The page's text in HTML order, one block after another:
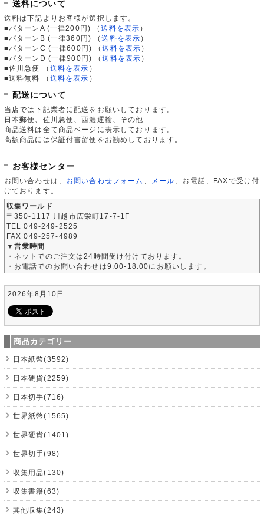
送料について
送料は下記よりお客様が選択します。
■パターンA (一律200円)
（送料を表示 ）
■パターンB (一律360円)
（送料を表示 ）
■パターンC (一律600円)
（送料を表示 ）
■パターンD (一律900円)
（送料を表示 ）
■佐川急便
（ 送料を表示 ）
■送料無料
（ 送料を表示 ）
配送について
当店では下記業者に配送をお願いしております。
日本郵便、佐川急便、西濃運輸、その他
商品送料は全て商品ページに表示しております。
高額商品には保証付書留便をお勧めしております。
お客様センター
お問い合わせは、 お問い合わせフォーム メール 、お電話、FAXで受け付
けております。
収集ワールド
〒350-1117 川越市広栄町17-7-1F
TEL 049-249-2525
FAX 049-257-4989
▼営業時間
・ネットでのご注文は24時間受け付けております。
・お電話でのお問い合わせは9:00-18:00にお願いします。
2026年8月10日
商品カテゴリー
日本紙幣(3592)
日本硬貨(2259)
日本切手(716)
世界紙幣(1565)
世界硬貨(1401)
世界切手(98)
収集用品(130)
収集書籍(63)
其他収集(243)